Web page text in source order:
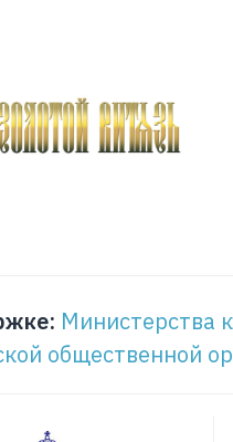
Министерства
общественной